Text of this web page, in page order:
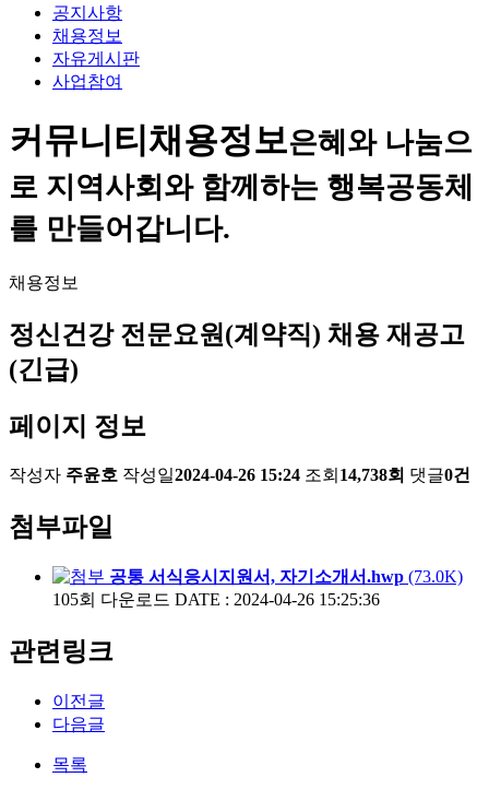
공지사항
채용정보
자유게시판
사업참여
커뮤니티채용정보은혜와 나눔으
로 지역사회와 함께하는 행복공동체
를 만들어갑니다.
채용정보
정신건강 전문요원(계약직) 채용 재공고
(긴급)
페이지 정보
작성자 주윤호 작성일2024-04-26 15:24 조회 14,738회 댓글0건
첨부파일
공통 서식응시지원서, 자기소개서.hwp (73.0K)
105회 다운로드 DATE : 2024-04-26 15:25:36
관련링크
이전글
다음글
목록